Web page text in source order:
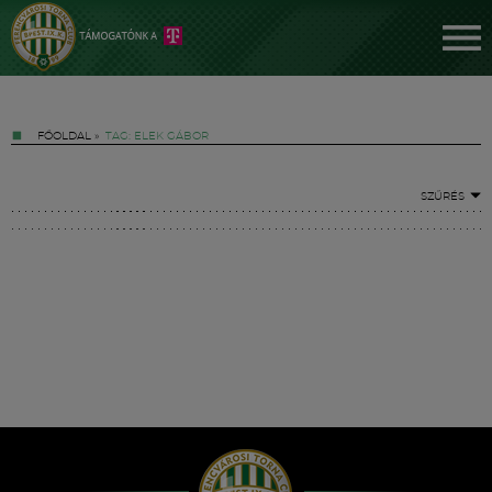
FŐOLDAL » TAG: ELEK GÁBOR
SZŰRÉS
Hírek